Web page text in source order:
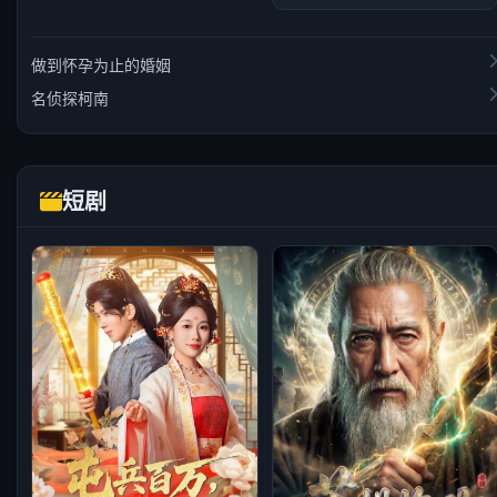
做到怀孕为止的婚姻
名侦探柯南
短剧